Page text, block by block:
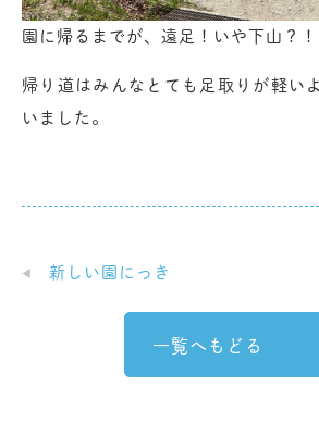
園に帰るまでが、遠足！いや下山？！
帰り道はみんなとても足取りが軽い
いました。
新しい園にっき
一覧へもどる